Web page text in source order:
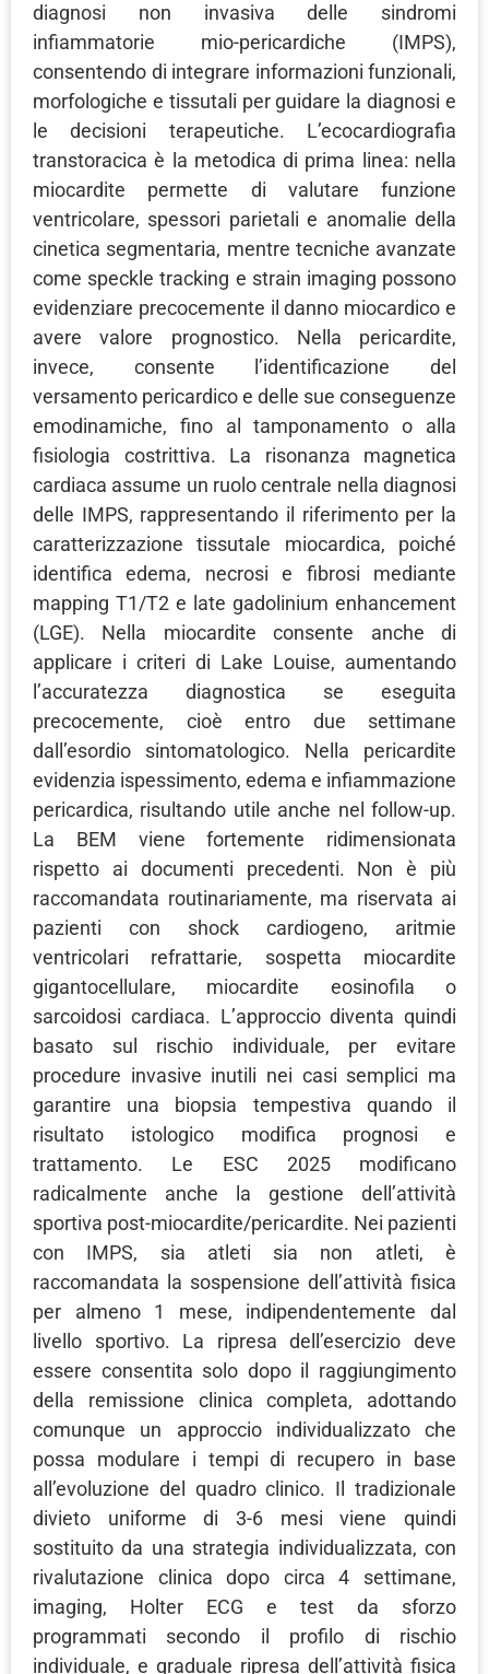
diagnosi non invasiva delle sindromi
infiammatorie mio-pericardiche (IMPS),
consentendo di integrare informazioni funzionali,
morfologiche e tissutali per guidare la diagnosi e
le decisioni terapeutiche. L’ecocardiografia
transtoracica è la metodica di prima linea: nella
miocardite permette di valutare funzione
ventricolare, spessori parietali e anomalie della
cinetica segmentaria, mentre tecniche avanzate
come speckle tracking e strain imaging possono
evidenziare precocemente il danno miocardico e
avere valore prognostico. Nella pericardite,
invece, consente l’identificazione del
versamento pericardico e delle sue conseguenze
emodinamiche, fino al tamponamento o alla
fisiologia costrittiva. La risonanza magnetica
cardiaca assume un ruolo centrale nella diagnosi
delle IMPS, rappresentando il riferimento per la
caratterizzazione tissutale miocardica, poiché
identifica edema, necrosi e fibrosi mediante
mapping T1/T2 e late gadolinium enhancement
(LGE). Nella miocardite consente anche di
applicare i criteri di Lake Louise, aumentando
l’accuratezza diagnostica se eseguita
precocemente, cioè entro due settimane
dall’esordio sintomatologico. Nella pericardite
evidenzia ispessimento, edema e infiammazione
pericardica, risultando utile anche nel follow-up.
La BEM viene fortemente ridimensionata
rispetto ai documenti precedenti. Non è più
raccomandata routinariamente, ma riservata ai
pazienti con shock cardiogeno, aritmie
ventricolari refrattarie, sospetta miocardite
gigantocellulare, miocardite eosinofila o
sarcoidosi cardiaca. L’approccio diventa quindi
basato sul rischio individuale, per evitare
procedure invasive inutili nei casi semplici ma
garantire una biopsia tempestiva quando il
risultato istologico modifica prognosi e
trattamento. Le ESC 2025 modificano
radicalmente anche la gestione dell’attività
sportiva post-miocardite/pericardite. Nei pazienti
con IMPS, sia atleti sia non atleti, è
raccomandata la sospensione dell’attività fisica
per almeno 1 mese, indipendentemente dal
livello sportivo. La ripresa dell’esercizio deve
essere consentita solo dopo il raggiungimento
della remissione clinica completa, adottando
comunque un approccio individualizzato che
possa modulare i tempi di recupero in base
all’evoluzione del quadro clinico. Il tradizionale
divieto uniforme di 3-6 mesi viene quindi
sostituito da una strategia individualizzata, con
rivalutazione clinica dopo circa 4 settimane,
imaging, Holter ECG e test da sforzo
programmati secondo il profilo di rischio
individuale, e graduale ripresa dell’attività fisica